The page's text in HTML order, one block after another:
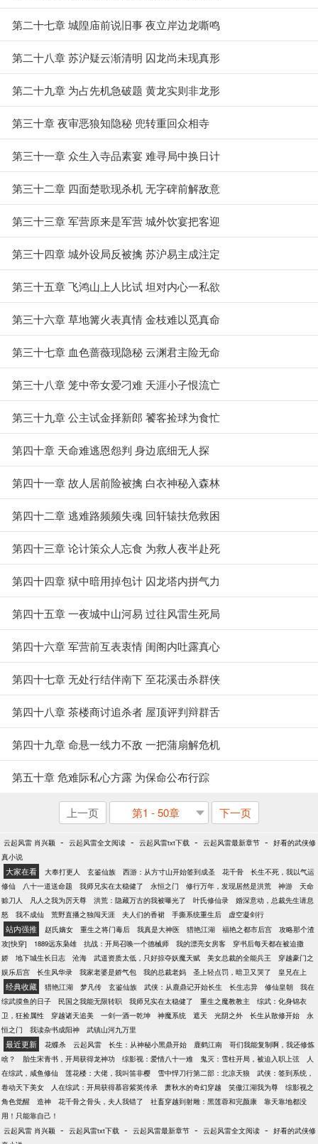
第二十七章 城隍庙前说旧事 夜立岸边龙嘶鸣
第二十八章 苏沪疑云渐清明 囚龙尚未现真形
第二十九章 为占先机急破题 黄龙实则非龙形
第三十章 夜审恶狼知隐秘 兜转重回众相寺
第三十一章 众生入寺品素宴 难寻局中换日计
第三十二章 四面楚歌现杀机 无字碑前解敌意
第三十三章 军营原来是军营 城外饮宴把客迎
第三十四章 城外设局反被擒 苏沪易主成注定
第三十五章 飞鸿山上人比试 坦对内心一私欲
第三十六章 草地篝火表真情 金枝难以觅真命
第三十七章 血色蔷薇现隐秘 云渊君主险无命
第三十八章 笼中帝女爱刁难 天涯小子恨流亡
第三十九章 公主试金择新郎 饕客捡球为食忙
第四十章 天命难逃恩怨判 身边底细无人探
第四十一章 故人居前险被擒 白衣神秘入森林
第四十二章 逃难路频频失魂 回轩辕扶危救困
第四十三章 论计策众人忘食 为救人夜半赴死
第四十四章 狱中暗用掉包计 囚龙塔内拼气力
第四十五章 一夜城中山河易 过往风雷生死局
第四十六章 军营前互表衷情 闺阁内吐露真心
第四十七章 无处行结伴南下 至花溪击杀群侠
第四十八章 茶楼商讨追杀者 屋顶评判辩群舌
第四十九章 命悬一线力不敌 一把蒲扇解危机
第五十章 危难际私心方露 为保命公布行踪
上一页 第1 - 50章 下一页
云起风雷 肖兴颖 - 云起风雷全文阅读 - 云起风雷txt下载 - 云起风雷最新章节 - 好看的武侠修
真小说
大家在看 大奉打更人 玄鉴仙族 西游：从方寸山开始签到成圣 花千骨
长生不死，我以气运
修仙
八十一道送命题 我师兄实在太稳健了 永恒之门 修行万年，发现居然是洪荒 神游
天命
赊刀人
凡人之我为厉天尊 洪荒：隐藏万古的我被曝光了 叶氏修仙录
婚深意动，总裁先生请息
怒
我不成仙 荒野直播之独闯天涯 夫人们的香裙 手撕系统重生后 虚空凝剑行
站内强推 赵氏嫡女 重生之将门毒后 我真是大神医 猎艳江湖 福艳之都市后宫
攻略那个渣
攻[快穿]
1889远东枭雄 抗战：开局召唤一个德械师 我的漂亮女房客
穿书后每天都在被迫撒
娇
地下城生长日志 沧海 武道资质太低，只好掠夺妖魔天赋 美女总裁的全能兵王
穿越豪门之
娱乐后宫
长生风华录 我家老婆是娇气包 我的总裁老妈 圣上轻点罚，暗卫又哭了 皇兄在上
经典收藏 猎艳江湖 梦凡传 玄鉴仙族 武侠：从鹿鼎记开始长生 长生志异 修仙皇朝
我在
综武摸鱼的日子
民国之我能无限转职 我师兄实在太稳健了 重生之魔教教主
综武：化身锦衣
卫，狂捡属性
穿越诸天追美 一剑一酒一乾坤 神魔系统 遮天 光阴之外 长生从散修开始
永
恒之门
我读杂书成阳神 武镇山河九万里
最近更新 花蝶杀 云起风雷 长生：从神秘小黑鼎开始 鹿鹤江南
哥们我能复制啊，我还修炼
啥？
胎生宋青书，开局获得龙神功 综影视：爱情八十一难 鬼灭：雪柱开局，被迫入职上弦
人
在综武，咸鱼修仙
莲花楼：大佬，我叫笛非樱 雪中悍刀行第二部：北凉天狼
武侠：签到系统，
卷动天下美女
人在综武：开局获得慕容紫英传承 萧秋水的奇幻穿越 笑傲江湖我为尊
综影视之
角色觉醒
造神 花千骨之骨头，夫人我错了 社畜穿越到射雕：黑莲蓉和完颜康
靠天靠地都没
用！只能靠自己！
云起风雷 肖兴颖 - 云起风雷txt下载 - 云起风雷最新章节 - 云起风雷全文阅读 - 好看的武侠修